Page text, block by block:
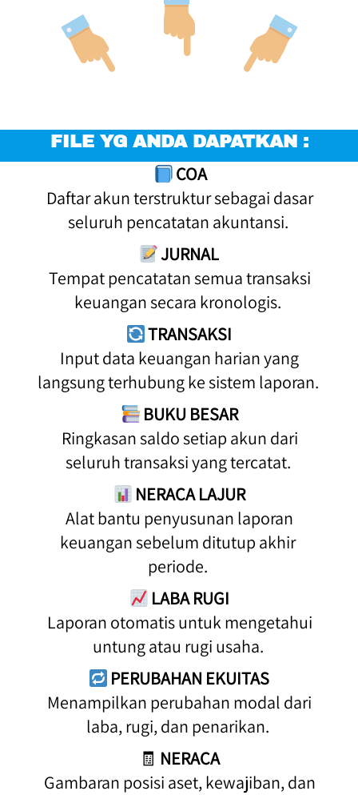
FILE YG ANDA DAPATKAN :
COA
seluruh pencatatan akuntansi.
JURNAL
keuangan secara kronologis.
TRANSAKSI
langsung terhubung ke sistem laporan.
BUKU BESAR
seluruh transaksi yang tercatat.
NERACA LAJUR
keuangan sebelum ditutup akhir
periode.
LABA RUGI
untung atau rugi usaha.
PERUBAHAN EKUITAS
laba, rugi, dan penarikan.
🧾 NERACA